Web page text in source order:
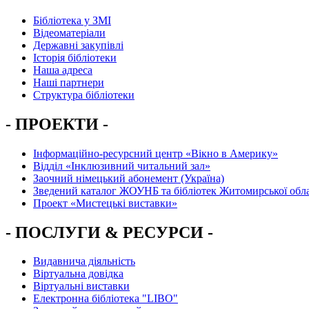
Бібліотека у ЗМІ
Відеоматеріали
Державні закупівлі
Історія бібліотеки
Наша адреса
Наші партнери
Структура бібліотеки
- ПРОЕКТИ -
Інформаційно-ресурсний центр «Вікно в Америку»
Вiддiл «Інклюзивний читальний зал»
Заочний німецький абонемент (Україна)
Зведений каталог ЖОУНБ та бібліотек Житомирської
Проект «Мистецькі виставки»
- ПОСЛУГИ & РЕСУРСИ -
Видавнича діяльність
Віртуальна довідка
Віртуальні виставки
Електронна бібліотека "LIBO"